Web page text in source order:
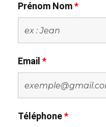
Prénom Nom*
Email *
Téléphone*